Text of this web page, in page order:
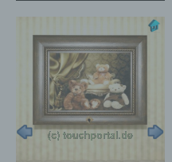
Die betroffene Person
der Internetseite des für
Verantwortlichen unter
personenbezogenen
Welche
für die Verarbeitung
werden, ergibt sich aus
Eingabemaske, die für